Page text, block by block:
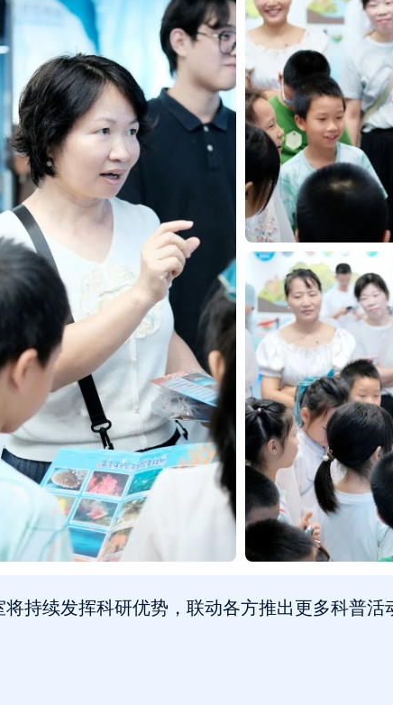
持续发挥科研优势，联动各方推出更多科普